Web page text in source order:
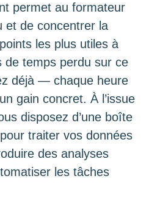
permet au formateur
et de concentrer la
les plus utiles à
de temps perdu sur ce
déjà — chaque heure
gain concret. À l’issue
disposez d’une boîte
traiter vos données
des analyses
les tâches